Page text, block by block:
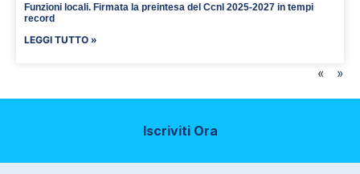
Funzioni locali. Firmata la preintesa del Ccnl 2025-2027 in tempi
record
LEGGI TUTTO »
« »
Iscriviti Ora